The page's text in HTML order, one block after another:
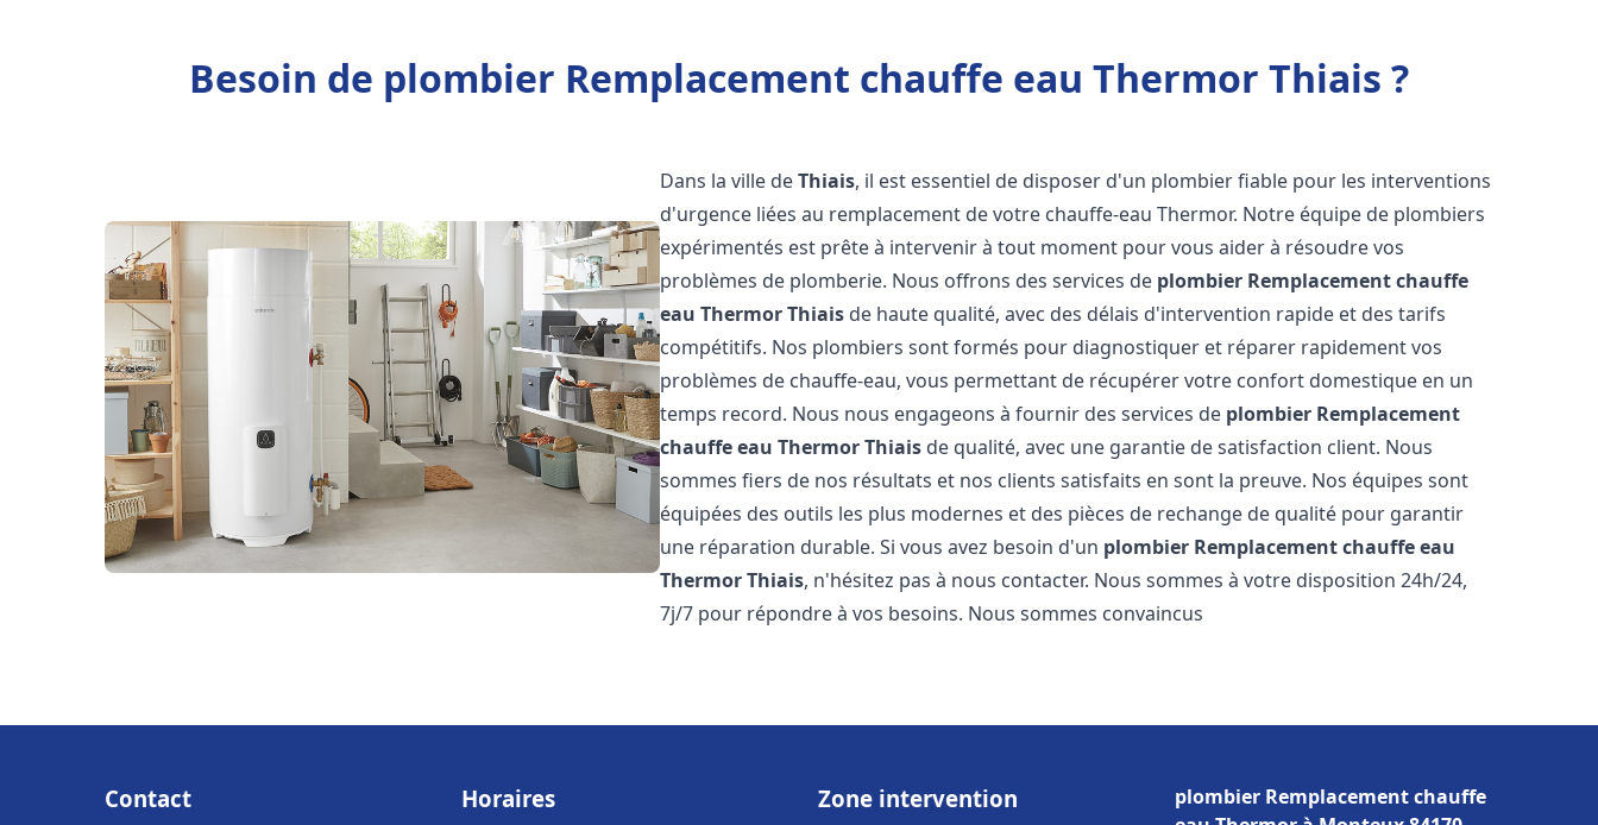
Besoin de plombier Remplacement chauffe eau Thermor Thiais ?
Dans la ville deThiais, il est essentiel de disposer d'un plombier fiable pour les interventions
d'urgence liées au remplacement de votre chauffe-eau Thermor. Notre équipe de plombiers
expérimentés est prête à intervenir à tout moment pour vous aider à résoudre vos
problèmes de plomberie. Nous offrons des services de plombier Remplacement chauffe
eau ThermorThiais de haute qualité, avec des délais d'intervention rapide et des tarifs
compétitifs. Nos plombiers sont formés pour diagnostiquer et réparer rapidement vos
problèmes de chauffe-eau, vous permettant de récupérer votre confort domestique en un
temps record. Nous nous engageons à fournir des services de plombier Remplacement
chauffe eau ThermorThiais de qualité, avec une garantie de satisfaction client. Nous
sommes fiers de nos résultats et nos clients satisfaits en sont la preuve. Nos équipes sont
équipées des outils les plus modernes et des pièces de rechange de qualité pour garantir
une réparation durable. Si vous avez besoin d'un plombier Remplacement chauffe eau
ThermorThiais, n'hésitez pas à nous contacter. Nous sommes à votre disposition 24h/24,
7j/7 pour répondre à vos besoins. Nous sommes convaincus
Contact Horaires Zone intervention
plombier Remplacement chauffe